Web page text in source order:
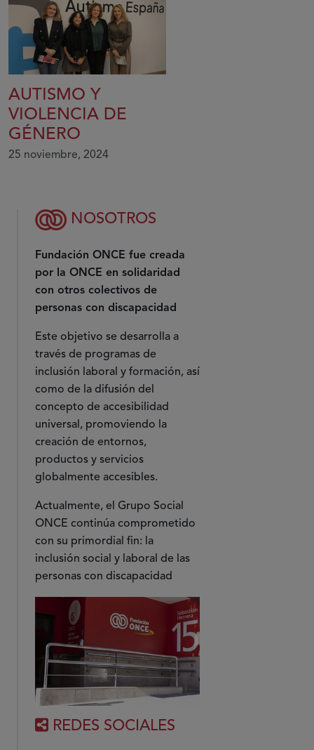
AUTISMO Y
VIOLENCIA DE
GÉNERO
25 noviembre, 2024
NOSOTROS
Fundación ONCE fue creada
por la ONCE en solidaridad
con otros colectivos de
personas con discapacidad
Este objetivo se desarrolla a
través de programas de
inclusión laboral y formación, así
como de la difusión del
concepto de accesibilidad
universal, promoviendo la
creación de entornos,
productos y servicios
globalmente accesibles.
Actualmente, el Grupo Social
ONCE continúa comprometido
con su primordial fin: la
inclusión social y laboral de las
personas con discapacidad
REDES SOCIALES